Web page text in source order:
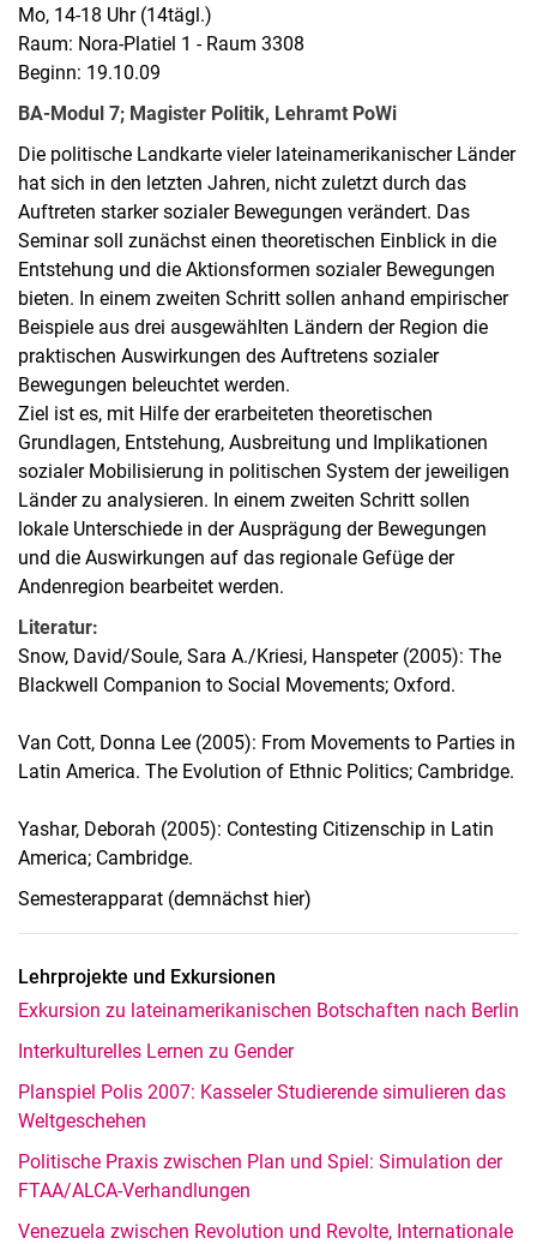
Mo, 14-18 Uhr (14tägl.)
Raum: Nora-Platiel 1 - Raum 3308
Beginn: 19.10.09
BA-Modul 7; Magister Politik, Lehramt PoWi
Die politische Landkarte vieler lateinamerikanischer Länder
hat sich in den letzten Jahren, nicht zuletzt durch das
Auftreten starker sozialer Bewegungen verändert. Das
Seminar soll zunächst einen theoretischen Einblick in die
Entstehung und die Aktionsformen sozialer Bewegungen
bieten. In einem zweiten Schritt sollen anhand empirischer
Beispiele aus drei ausgewählten Ländern der Region die
praktischen Auswirkungen des Auftretens sozialer
Bewegungen beleuchtet werden.
Ziel ist es, mit Hilfe der erarbeiteten theoretischen
Grundlagen, Entstehung, Ausbreitung und Implikationen
sozialer Mobilisierung in politischen System der jeweiligen
Länder zu analysieren. In einem zweiten Schritt sollen
lokale Unterschiede in der Ausprägung der Bewegungen
und die Auswirkungen auf das regionale Gefüge der
Andenregion bearbeitet werden.
Literatur:
Snow, David/Soule, Sara A./Kriesi, Hanspeter (2005): The
Blackwell Companion to Social Movements; Oxford.
Van Cott, Donna Lee (2005): From Movements to Parties in
Latin America. The Evolution of Ethnic Politics; Cambridge.
Yashar, Deborah (2005): Contesting Citizenschip in Latin
America; Cambridge.
Semesterapparat (demnächst hier)
Lehrprojekte und Exkursionen
Exkursion zu lateinamerikanischen Botschaften nach Berlin
Interkulturelles Lernen zu Gender
Planspiel Polis 2007: Kasseler Studierende simulieren das
Weltgeschehen
Politische Praxis zwischen Plan und Spiel: Simulation der
FTAA/ALCA-Verhandlungen
Venezuela zwischen Revolution und Revolte, Internationale